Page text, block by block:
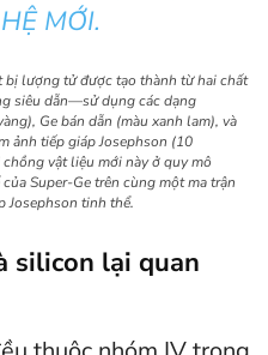
MỚI.
lượng tử được tạo thành từ hai chất
siêu dẫn—sử dụng các dạng
Ge bán dẫn (màu xanh lam), và
ảnh tiếp giáp Josephson (10
vật liệu mới này ở quy mô
Super-Ge trên cùng một ma trận
Josephson tinh thể.
silicon lại quan